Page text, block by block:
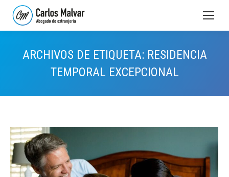
ARCHIVOS DE ETIQUETA: RESIDENCIA
TEMPORAL EXCEPCIONAL